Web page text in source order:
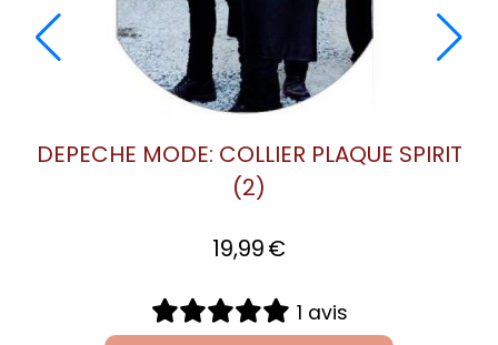
VANITY CASE : SOUNDS OF THE
UNIVERSE
27,99€
0 avis